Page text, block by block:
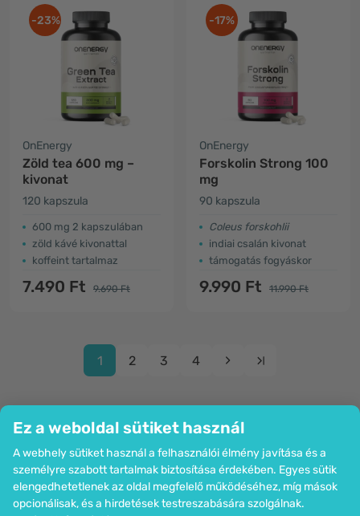
Ez a weboldal sütiket használ
A webhely sütiket használ a felhasználói élmény javítása és a
személyre szabott tartalmak biztosítása érdekében. Egyes sütik
elengedhetetlenek az oldal megfelelő működéséhez, míg mások
opcionálisak, és a hirdetések testreszabására szolgálnak.
-23%
OnEnergy
Zöld tea 600 mg –
kivonat
120 kapszula
600 mg 2 kapszulában
zöld kávé kivonattal
koffeint tartalmaz
7.490 Ft 9.690 Ft
-17%
OnEnergy
Forskolin Strong 100
mg
90 kapszula
Coleus forskohlii
indiai csalán kivonat
támogatás fogyáskor
9.990 Ft 11.990 Ft
1 2 3 4
Cég
Információk
Csatlakozzon hozzánk